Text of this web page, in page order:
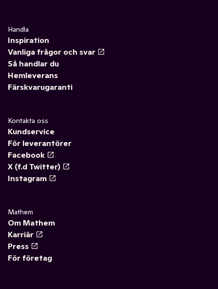
Handla
Inspiration
Vanliga frågor och svar
Så handlar du
Hemleverans
Färskvarugaranti
Kontakta oss
Kundservice
För leverantörer
Facebook
X (f.d Twitter)
Instagram
Mathem
Om Mathem
Karriär
Press
För företag